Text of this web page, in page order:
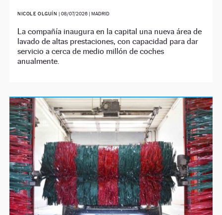
NICOLE OLGUÍN | 08/07/2026| MADRID
La compañía inaugura en la capital una nueva área de
lavado de altas prestaciones, con capacidad para dar
servicio a cerca de medio millón de coches
anualmente.